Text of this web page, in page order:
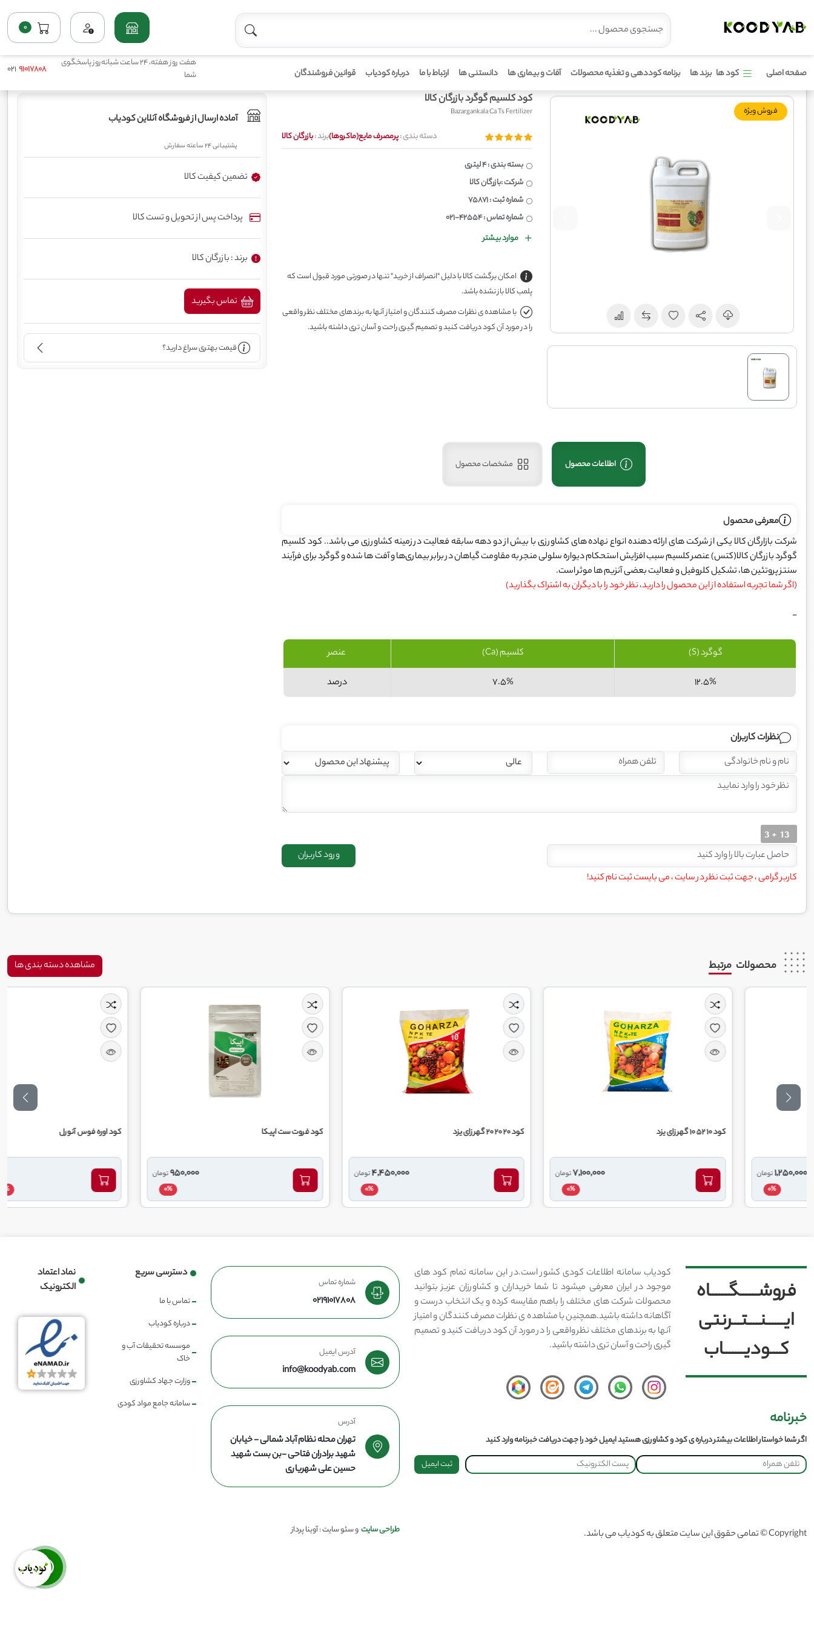
0
صفحه اصلی کود ها برند ها برنامه کوددهی و تغذیه محصولات آفات و بیماری ها دانستنی ها ارتباط با ما درباره کودیاب قوانین فروشندگان
هفت روز هفته، 24 ساعت شبانه‌روز پاسخگوی
شما
91017808
021
پرمصرف مایع(ماکروها) کود کلسیم گوگرد بازرگان کالا
فروش ویژه
کود کلسیم گوگرد بازرگان کالا
Bazargankala Ca Ts Fertilizer
دسته بندی :پرمصرف مایع(ماکروها)برند :بازرگان کالا
بسته بندی : 4 لیتری
شرکت :بازرگان کالا
شماره ثبت : 75871
شماره تماس : 42554-021
موارد بیشتر
امکان برگشت کالا با دلیل "انصراف از خرید" تنها در صورتی مورد قبول است که
پلمب کالا باز نشده باشد.
با مشاهده ی نظرات مصرف کنندگان و امتیاز آنها به برندهای مختلف نظر واقعی
را در مورد آن کود دریافت کنید و تصمیم گیری راحت و آسان تری داشته باشید.
اطلاعات محصول مشخصات محصول
معرفی محصول
شرکت بازارگان کالا یکی از شرکت های ارائه دهنده انواع نهاده های کشاورزی با بیش از دو دهه سابقه فعالیت در زمینه کشاورزی می باشد.. کود کلسیم
گوگرد بازرگان کالا(کتس) عنصر کلسیم سبب افزایش استحکام دیواره سلولی منجر به مقاومت گیاهان در برابر بیماری‌ها و آفت ها شده و گوگرد برای فرآیند
سنتز پروتئین ها، تشکیل کلروفیل و فعالیت بعضی آنزیم ها موثر است.
(اگر شما تجربه استفاده از این محصول را دارید، نظر خود را با دیگران به اشتراک بگذارید)
-
عنصر کلسیم (Ca) گوگرد (S)
درصد 7.5% 12.5%
نظرات کاربران
کاربر گرامی ، جهت ثبت نظر در سایت ، می بایست ثبت نام کنید!
آماده ارسال از فروشگاه آنلاین کودیاب
پشتیبانی 24 ساعته سفارش
تضمین کیفیت کالا
پرداخت پس از تحویل و تست کالا
برند : بازرگان کالا
قیمت بهتری سراغ دارید؟
محصولات مرتبط مشاهده دسته بندی ها
کود فروت ست اپیکا کود اوره فوس آنورل
فروشــــــگــــــاه
ایــــــنــــتـــرنتی
کـــودیـــــــاب
کودیاب سامانه اطلاعات کودی کشور است.در این سامانه تمام کود های
موجود در ایران معرفی میشود تا شما خریداران و کشاورزان عزیز بتوانید
محصولات شرکت های مختلف را باهم مقایسه کرده و یک انتخاب درست و
آگاهانه داشته باشید.همچنین با مشاهده ی نظرات مصرف کنندگان و امتیاز
آنها به برندهای مختلف نظر واقعی را در مورد آن کود دریافت کنید و تصمیم
گیری راحت و آسان تری داشته باشید.
خبرنامه
اگر شما خواستار اطلاعات بیشتر درباره ی کود و کشاورزی هستید ایمیل خود را جهت دریافت خبرنامه وارد کنید
ثبت ایمیل
شماره تماس
02191017808
آدرس ایمیل
info@koodyab.com
آدرس
تهران محله نظام آباد شمالی - خیابان
شهید برادران فتاحی -بن بست شهید
حسین علی شهریاری
دسترسی سریع
تماس با ما
درباره کودیاب
موسسه تحقیقات آب و
خاک
وزارت جهاد کشاورزی
سامانه جامع مواد کودی
نماد اعتماد
الکترونیک
Copyright © تمامی حقوق این سایت متعلق به کودیاب می باشد. طراحی سایتو سئو سایت : آوینا پرداز